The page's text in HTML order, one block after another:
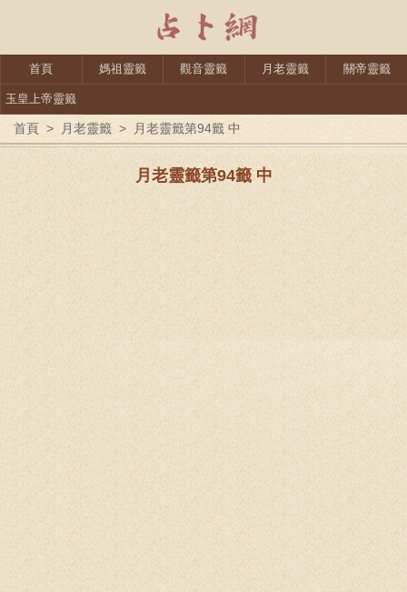
首頁 媽祖靈籤 觀音靈籤 月老靈籤 關帝靈籤
玉皇上帝靈籤
首頁 > 月老靈籤 > 月老靈籤第94籤 中
月老靈籤第94籤 中